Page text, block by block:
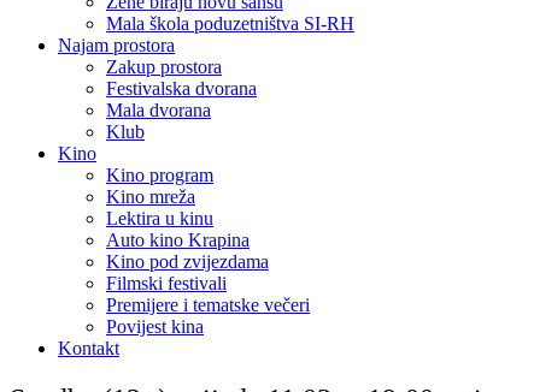
Mala škola poduzetništva SI-RH
Najam prostora
Zakup prostora
Festivalska dvorana
Mala dvorana
Klub
Kino
Kino program
Kino mreža
Lektira u kinu
Auto kino Krapina
Kino pod zvijezdama
Filmski festivali
Premijere i tematske večeri
Povijest kina
Kontakt